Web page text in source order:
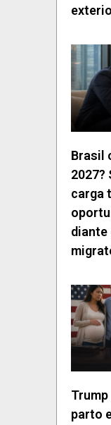
Brasil
2027?
carga
diante
parto